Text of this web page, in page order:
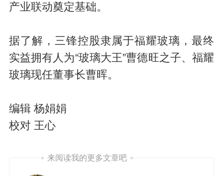
产业联动奠定基础。
据了解，三锋控股隶属于福耀玻璃，最终
实益拥有人为“玻璃大王”曹德旺之子、福耀
玻璃现任董事长曹晖。
编辑 杨娟娟
校对 王心
来阅读我的更多文章吧